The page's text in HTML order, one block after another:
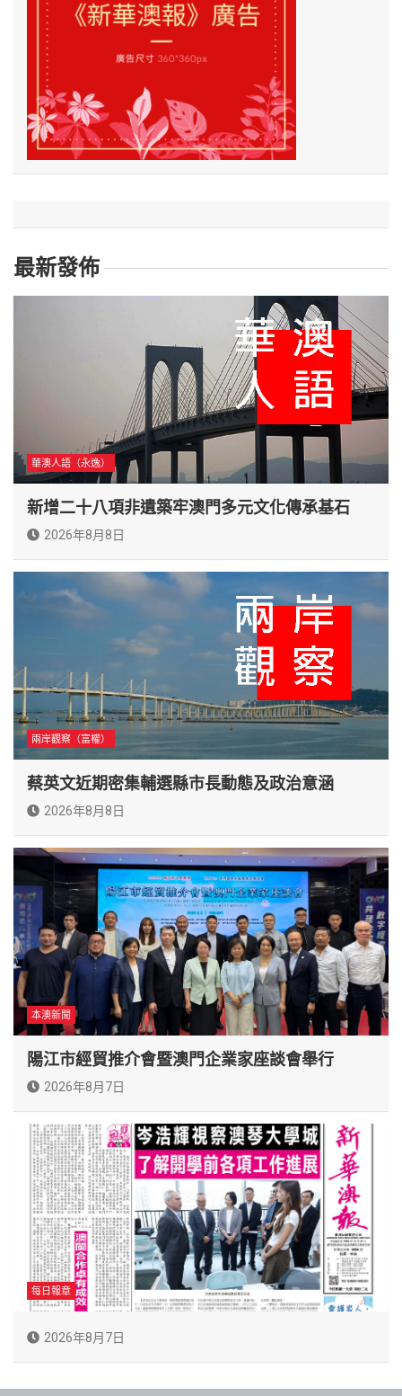
最新發佈
華澳人語（永逸）
新增二十八項非遺築牢澳門多元文化傳承基石
2026年8月8日
兩岸觀察（富權）
蔡英文近期密集輔選縣市長動態及政治意涵
2026年8月8日
本澳新聞
陽江市經貿推介會暨澳門企業家座談會舉行
2026年8月7日
每日報章
2026年8月7日